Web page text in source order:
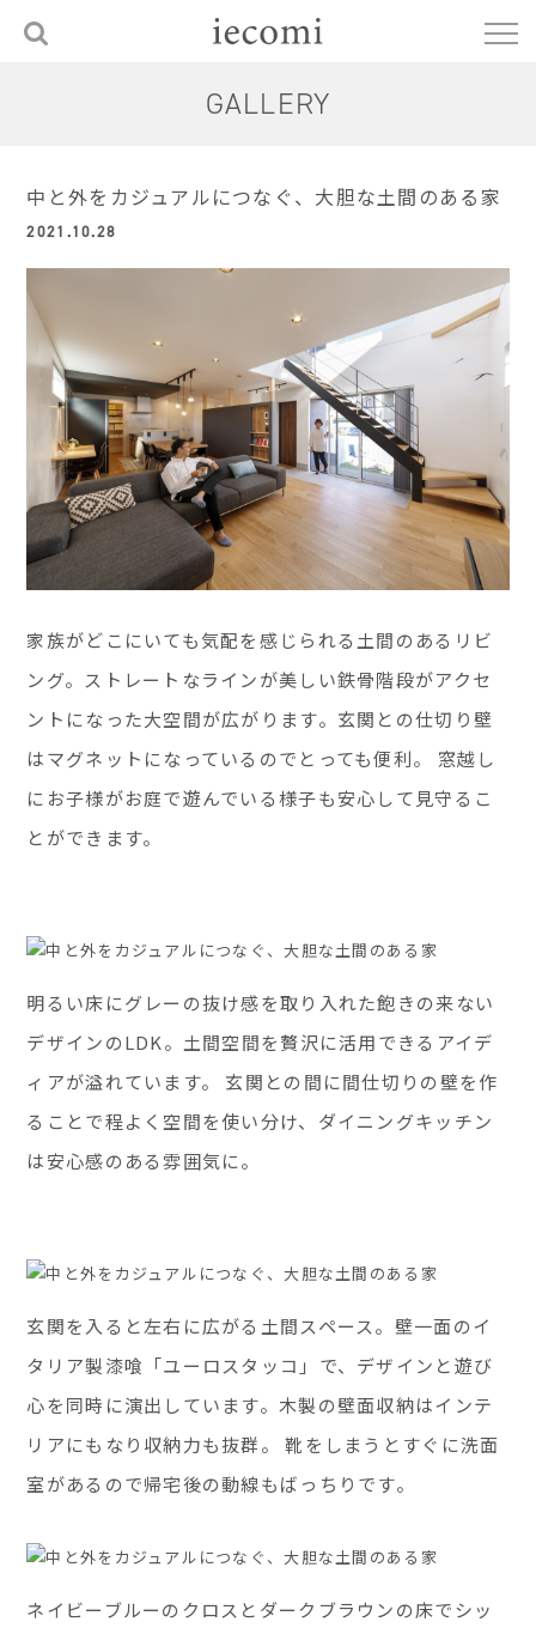
GALLERY
中と外をカジュアルにつなぐ、大胆な土間のある家
2021.10.28
家族がどこにいても気配を感じられる土間のあるリビ
ング。ストレートなラインが美しい鉄骨階段がアクセ
ントになった大空間が広がります。玄関との仕切り壁
はマグネットになっているのでとっても便利。 窓越し
にお子様がお庭で遊んでいる様子も安心して見守るこ
とができます。
明るい床にグレーの抜け感を取り入れた飽きの来ない
デザインのLDK。土間空間を贅沢に活用できるアイデ
ィアが溢れています。 玄関との間に間仕切りの壁を作
ることで程よく空間を使い分け、ダイニングキッチン
は安心感のある雰囲気に。
玄関を入ると左右に広がる土間スペース。壁一面のイ
タリア製漆喰「ユーロスタッコ」で、デザインと遊び
心を同時に演出しています。木製の壁面収納はインテ
リアにもなり収納力も抜群。 靴をしまうとすぐに洗面
室があるので帰宅後の動線もばっちりです。
ネイビーブルーのクロスとダークブラウンの床でシッ